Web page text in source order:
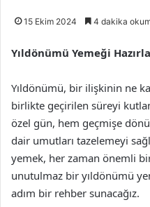
15 Ekim 2024 4 dakika
Yıldönümü Yemeği
Yıldönümü, bir ilişkinin ne
birlikte geçirilen süreyi
özel gün, hem geçmişe
dair umutları tazelemeyi
yemek, her zaman önemli
unutulmaz bir yıldönümü
adım bir rehber sunacağız.